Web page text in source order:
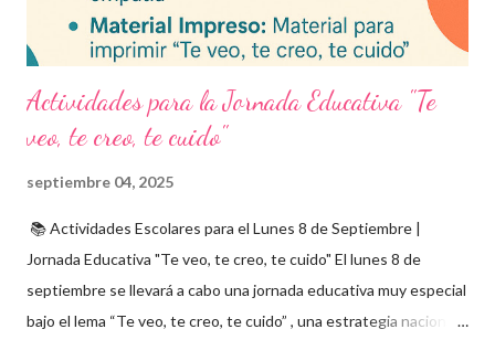
Actividades para la Jornada Educativa "Te
veo, te creo, te cuido"
septiembre 04, 2025
📚 Actividades Escolares para el Lunes 8 de Septiembre |
Jornada Educativa "Te veo, te creo, te cuido" El lunes 8 de
septiembre se llevará a cabo una jornada educativa muy especial
bajo el lema “Te veo, te creo, te cuido” , una estrategia nacional